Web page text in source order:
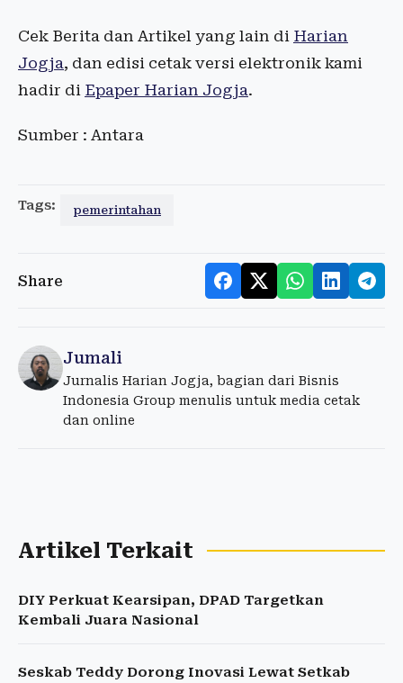
Cek Berita dan Artikel yang lain di Harian
Jogja, dan edisi cetak versi elektronik kami
hadir di Epaper Harian Jogja.
Sumber : Antara
Tags: pemerintahan
Share
Jumali
Jurnalis Harian Jogja, bagian dari Bisnis
Indonesia Group menulis untuk media cetak
dan online
Artikel Terkait
DIY Perkuat Kearsipan, DPAD Targetkan
Kembali Juara Nasional
Seskab Teddy Dorong Inovasi Lewat Setkab